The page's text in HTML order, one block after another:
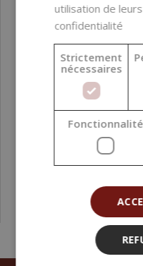
À travers le monde
26,33 €
utilisation de
confidentialité
Strictement
nécessaires
Fonctionnalité